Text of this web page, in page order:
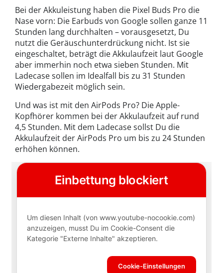
Bei der Akkuleistung haben die Pixel Buds Pro die
Nase vorn: Die Earbuds von Google sollen ganze 11
Stunden lang durchhalten – vorausgesetzt, Du
nutzt die Geräuschunterdrückung nicht. Ist sie
eingeschaltet, beträgt die Akkulaufzeit laut Google
aber immerhin noch etwa sieben Stunden. Mit
Ladecase sollen im Idealfall bis zu 31 Stunden
Wiedergabezeit möglich sein.
Und was ist mit den AirPods Pro? Die Apple-
Kopfhörer kommen bei der Akkulaufzeit auf rund
4,5 Stunden. Mit dem Ladecase sollst Du die
Akkulaufzeit der AirPods Pro um bis zu 24 Stunden
erhöhen können.